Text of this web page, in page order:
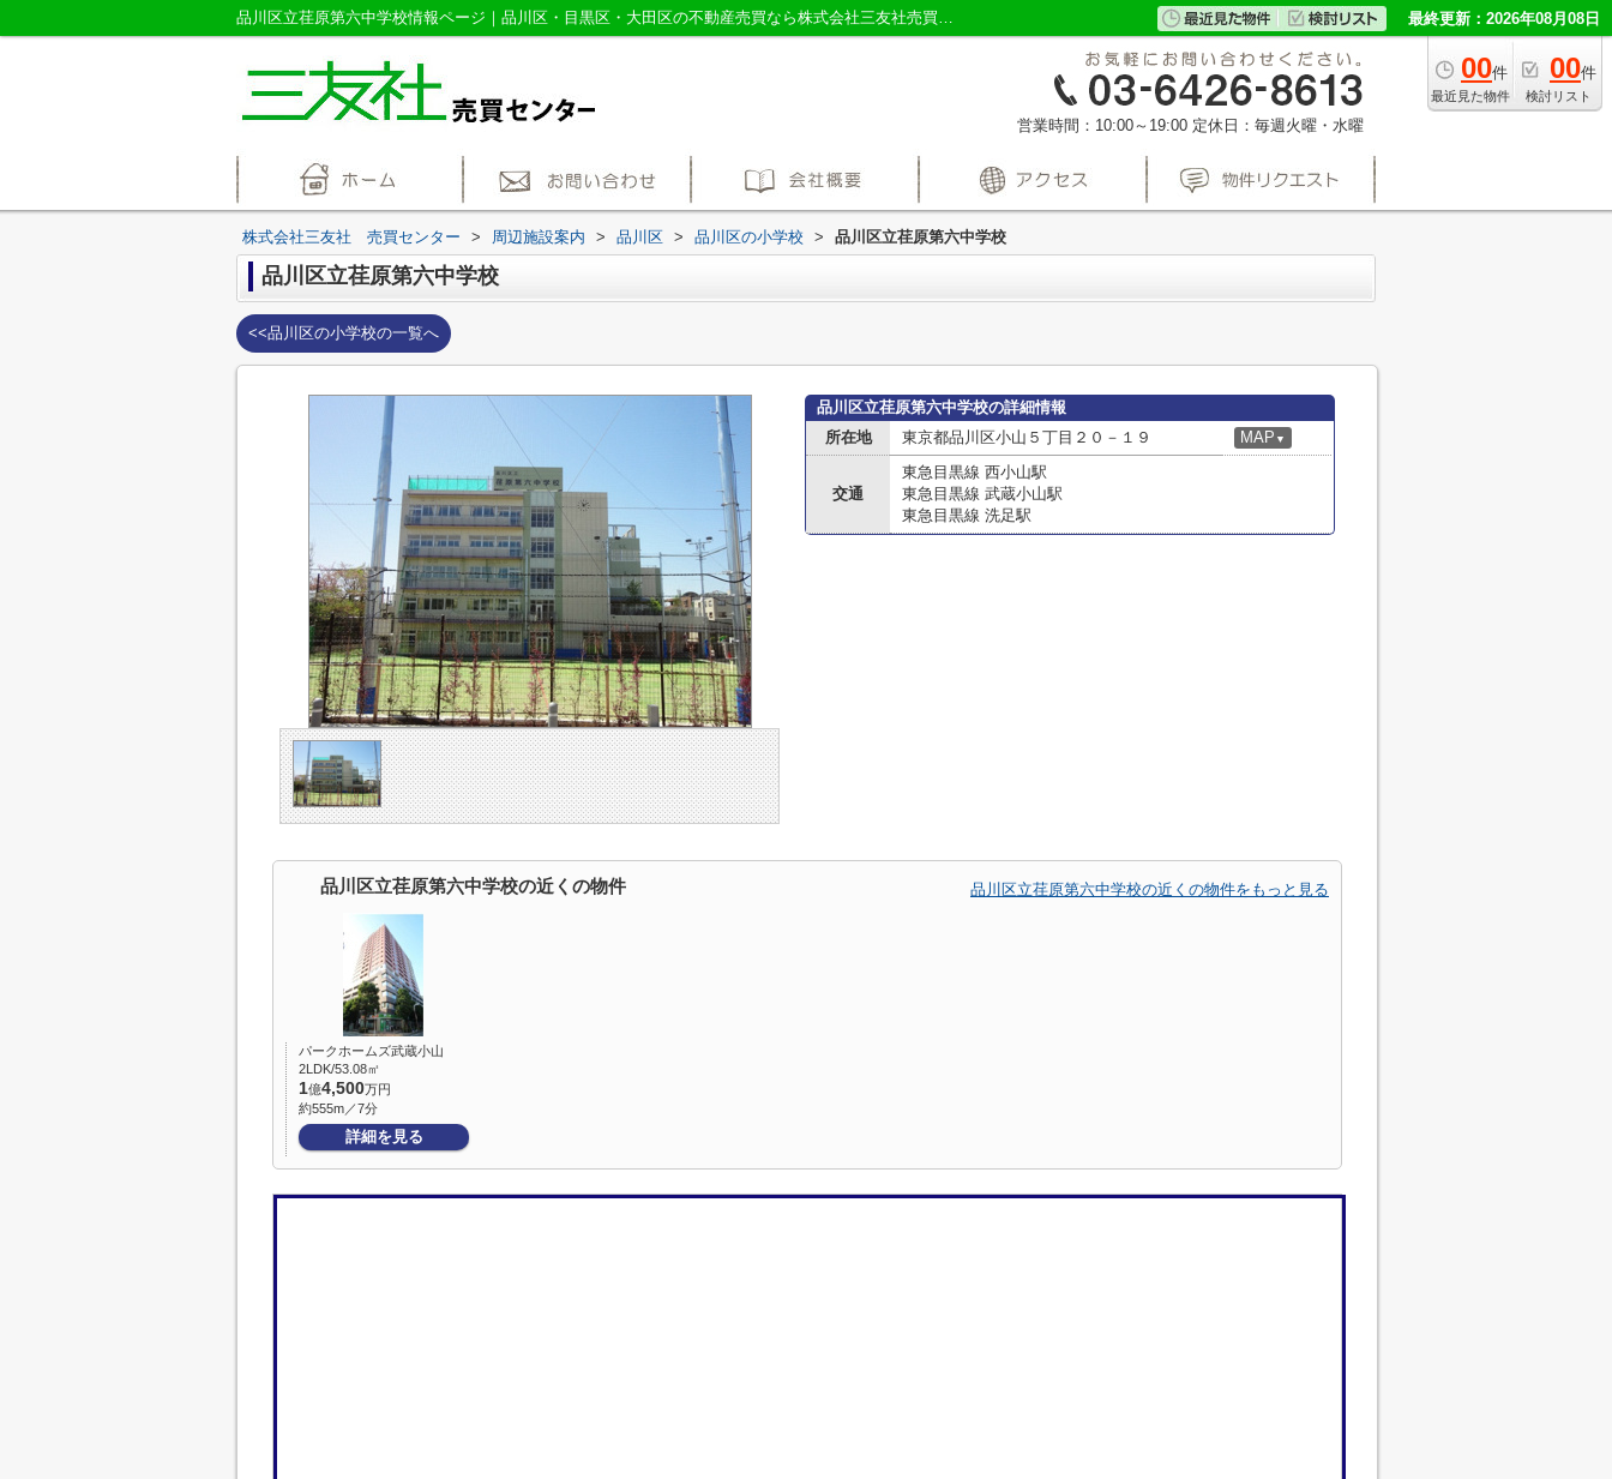
品川区立荏原第六中学校情報ページ｜品川区・目黒区・大田区の不動産売買なら株式会社三友社売買センター 最終更新：2026年08月08日
00件
最近見た物件
00件
検討リスト
営業時間：10:00～19:00 定休日：毎週火曜・水曜
株式会社三友社 売買センター > 周辺施設案内 > 品川区 > 品川区の小学校 > 品川区立荏原第六中学校
品川区立荏原第六中学校
<<品川区の小学校の一覧へ
品川区立荏原第六中学校の詳細情報
所在地
東京都品川区小山５丁目２０－１９ MAP ▼
交通
東急目黒線 西小山駅
東急目黒線 武蔵小山駅
東急目黒線 洗足駅
品川区立荏原第六中学校の近くの物件 品川区立荏原第六中学校の近くの物件をもっと見る
パークホームズ武蔵小山
2LDK/53.08㎡
1億4,500万円
約555m／7分
詳細を見る